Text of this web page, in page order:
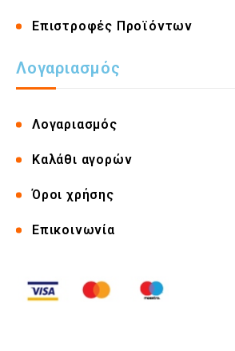
Επιστροφές Προϊόντων
Λογαριασμός
Λογαριασμός
Καλάθι αγορών
Όροι χρήσης
Επικοινωνία